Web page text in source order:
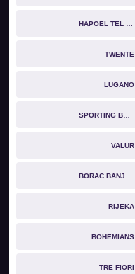
TWENTE
LUGANO
SPORTING BRAGA
VALUR
RIJEKA
BOHEMIANS
TRE FIORI